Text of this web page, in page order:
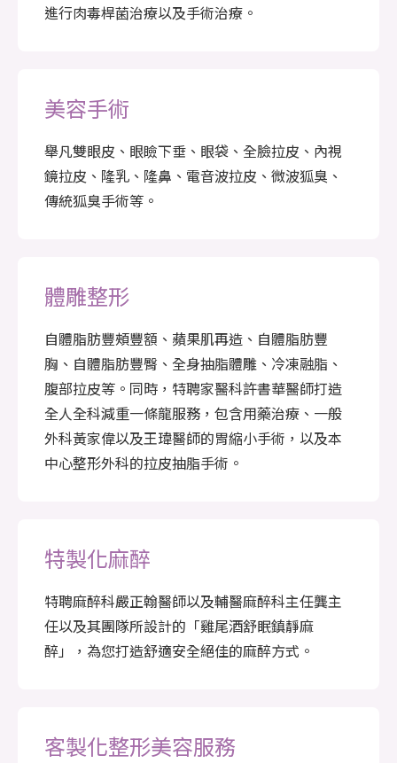
進行肉毒桿菌治療以及手術治療。
美容手術
舉凡雙眼皮、眼瞼下垂、眼袋、全臉拉皮、內視
鏡拉皮、隆乳、隆鼻、電音波拉皮、微波狐臭、
傳統狐臭手術等。
體雕整形
自體脂肪豐頰豐額、蘋果肌再造、自體脂肪豐
胸、自體脂肪豐臀、全身抽脂體雕、冷凍融脂、
腹部拉皮等。同時，特聘家醫科許書華醫師打造
全人全科減重一條龍服務，包含用藥治療、一般
外科黃家偉以及王瑋醫師的胃縮小手術，以及本
中心整形外科的拉皮抽脂手術。
特製化麻醉
特聘麻醉科嚴正翰醫師以及輔醫麻醉科主任龔主
任以及其團隊所設計的「雞尾酒舒眠鎮靜麻
醉」，為您打造舒適安全絕佳的麻醉方式。
客製化整形美容服務